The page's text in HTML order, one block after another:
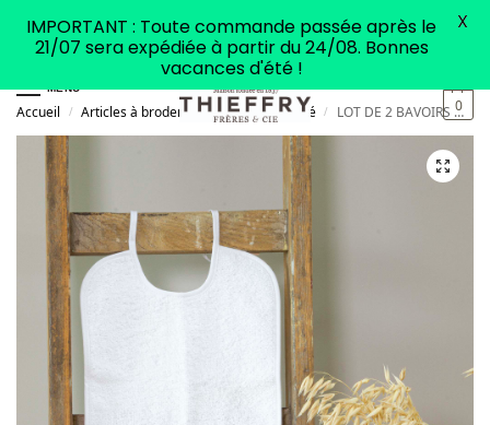
MENU
0
Accueil / Articles à broder Articles pour bébé / LOT DE 2 BAVOIRS MIXTE A BRODER Blanc
IMPORTANT : Toute commande passée après le
21/07 sera expédiée à partir du 24/08. Bonnes
vacances d'été !
X